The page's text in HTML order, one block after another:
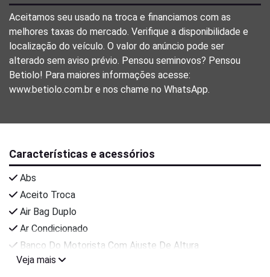
Aceitamos seu usado na troca e financiamos com as
melhores taxas do mercado. Verifique a disponibilidade e
localização do veículo. O valor do anúncio pode ser
alterado sem aviso prévio. Pensou seminovos? Pensou
Betiolo! Para maiores informações acesse:
www.betiolo.com.br e nos chame no WhatsApp.
Características e acessórios
Abs
Aceito Troca
Air Bag Duplo
Ar Condicionado
Banco Do Motorista Com Ajuste De Altura
Veja mais